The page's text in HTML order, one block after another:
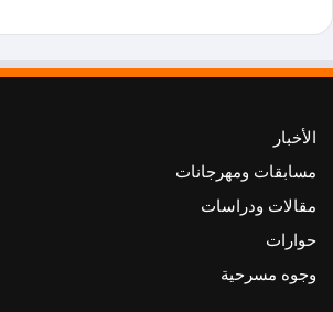
الأخبار
مسابقات ومهرجانات
مقالات ودراسات
حوارات
وجوه مسرحية